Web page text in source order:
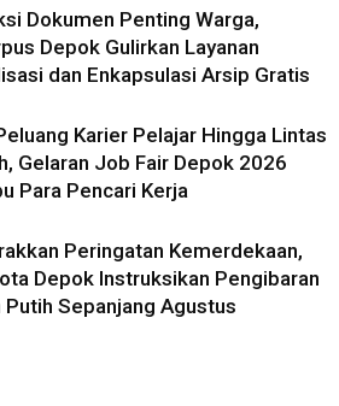
Dokumen Penting Warga,
Depok Gulirkan Layanan
dan Enkapsulasi Arsip Gratis
Karier Pelajar Hingga Lintas
Gelaran Job Fair Depok 2026
Para Pencari Kerja
Peringatan Kemerdekaan,
Depok Instruksikan Pengibaran
Putih Sepanjang Agustus